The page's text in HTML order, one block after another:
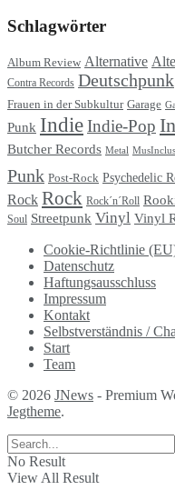
Schlagwörter
Album Review Alternative
Contra Records Deutschpunk
Frauen in der Subkultur Garage
Punk IndieIndie-Pop
Butcher Records Metal
Punk Post-Rock Psychedelic
Rock Rock Rock´n´Roll
Soul Streetpunk Vinyl Vinyl
Cookie-Richtlinie
Datenschutz
Haftungsausschluss
Impressum
Kontakt
Selbstverständnis /
Start
Team
© 2026 JNews - Premium
Jegtheme.
No Result
View All Result